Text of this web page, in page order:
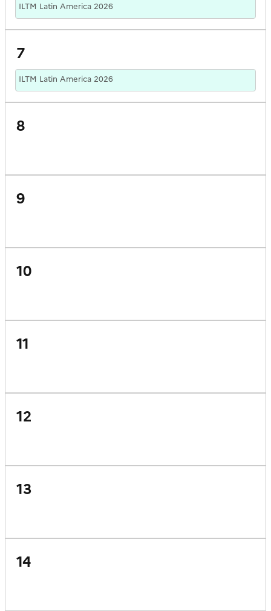
ILTM Latin America 2026
7
ILTM Latin America 2026
8
9
10
11
12
13
14